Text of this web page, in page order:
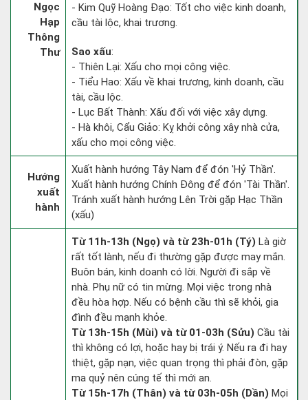
Ngọc
Hạp
Thông
Thư
- Kim Quỹ Hoàng Đạo: Tốt cho việc kinh doanh,
cầu tài lộc, khai trương.
Sao xấu:
- Thiên Lại: Xấu cho mọi công việc.
- Tiểu Hao: Xấu về khai trương, kinh doanh, cầu
tài, cầu lộc.
- Lục Bất Thành: Xấu đối với việc xây dựng.
- Hà khôi, Cẩu Giảo: Kỵ khởi công xây nhà cửa,
xấu cho mọi công việc.
Hướng
xuất
hành
Xuất hành hướng Tây Nam để đón 'Hỷ Thần'.
Xuất hành hướng Chính Đông để đón 'Tài Thần'.
Tránh xuất hành hướng Lên Trời gặp Hạc Thần
(xấu)
Từ 11h-13h (Ngọ) và từ 23h-01h (Tý) Là giờ
rất tốt lành, nếu đi thường gặp được may mắn.
Buôn bán, kinh doanh có lời. Người đi sắp về
nhà. Phụ nữ có tin mừng. Mọi việc trong nhà
đều hòa hợp. Nếu có bệnh cầu thì sẽ khỏi, gia
đình đều mạnh khỏe.
Từ 13h-15h (Mùi) và từ 01-03h (Sửu) Cầu tài
thì không có lợi, hoặc hay bị trái ý. Nếu ra đi hay
thiệt, gặp nạn, việc quan trọng thì phải đòn, gặp
ma quỷ nên cúng tế thì mới an.
Từ 15h-17h (Thân) và từ 03h-05h (Dần) Mọi